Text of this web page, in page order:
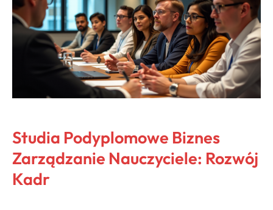
Studia Podyplomowe Biznes
Zarządzanie Nauczyciele: Rozwój
Kadr